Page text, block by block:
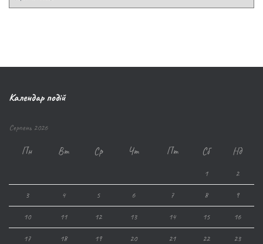
Календар подій
Серпень 2026
Пн Вт Ср Чт Пт Сб Нд
1 2
3 4 5 6 7 8 9
10 11 12 13 14 15 16
17 18 19 20 21 22 23